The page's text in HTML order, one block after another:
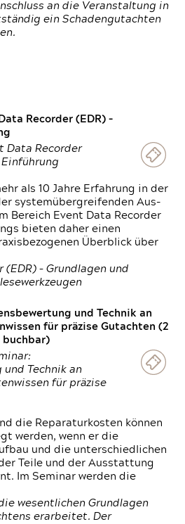
an die Veranstaltung in
ein Schadengutachten
Recorder (EDR) –
Data Recorder
Einführung
als 10 Jahre Erfahrung in der
systemübergreifenden Aus-
Bereich Event Data Recorder
bieten daher einen
Überblick über
– Grundlagen und
und Technik an
für präzise Gutachten (2
buchbar)
und Technik an
für präzise
die Reparaturkosten können
werden, wenn er die
und die unterschiedlichen
Teile und der Ausstattung
Im Seminar werden die
wesentlichen Grundlagen
erarbeitet. Der